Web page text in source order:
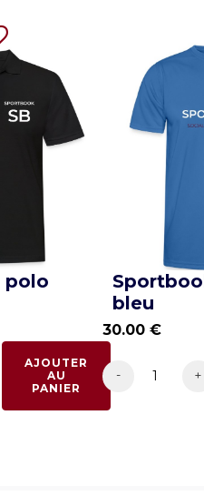
polo
AJOUTER
AU
PANIER
bleu
30.00€
- +